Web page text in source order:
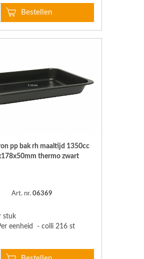
pp bak rh maaltijd 1350cc
thermo zwart
Art. nr. 06369
stuk
eenheid - colli 216 st